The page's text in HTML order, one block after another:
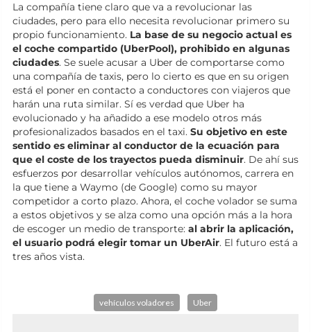
La compañía tiene claro que va a revolucionar las
ciudades, pero para ello necesita revolucionar primero su
propio funcionamiento. La base de su negocio actual es
el coche compartido (UberPool), prohibido en algunas
ciudades. Se suele acusar a Uber de comportarse como
una compañía de taxis, pero lo cierto es que en su origen
está el poner en contacto a conductores con viajeros que
harán una ruta similar. Sí es verdad que Uber ha
evolucionado y ha añadido a ese modelo otros más
profesionalizados basados en el taxi. Su objetivo en este
sentido es eliminar al conductor de la ecuación para
que el coste de los trayectos pueda disminuir. De ahí sus
esfuerzos por desarrollar vehículos autónomos, carrera en
la que tiene a Waymo (de Google) como su mayor
competidor a corto plazo. Ahora, el coche volador se suma
a estos objetivos y se alza como una opción más a la hora
de escoger un medio de transporte: al abrir la aplicación,
el usuario podrá elegir tomar un UberAir. El futuro está a
tres años vista.
vehículos voladores Uber